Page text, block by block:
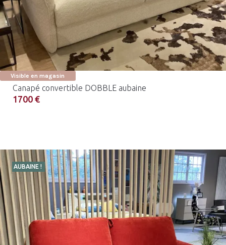
Visible en magasin
Canapé convertible DOBBLE aubaine
1700 €
AUBAINE !